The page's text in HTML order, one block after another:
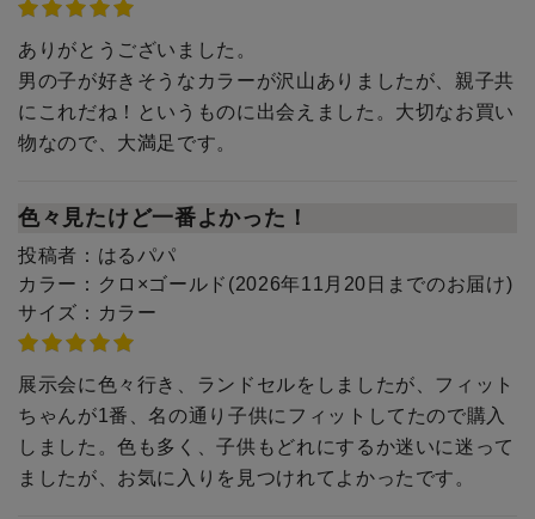
ありがとうございました。
男の子が好きそうなカラーが沢山ありましたが、親子共
にこれだね！というものに出会えました。大切なお買い
物なので、大満足です。
色々見たけど一番よかった！
投稿者： はるパパ
カラー： クロ×ゴールド(2026年11月20日までのお届け)
サイズ： カラー
展示会に色々行き、ランドセルをしましたが、フィット
ちゃんが1番、名の通り子供にフィットしてたので購入
しました。色も多く、子供もどれにするか迷いに迷って
ましたが、お気に入りを見つけれてよかったです。